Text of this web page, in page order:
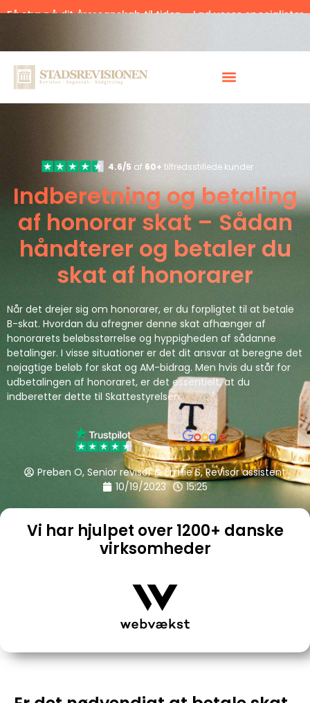
Få styr på dit årsregnskab til tiden – Lad vores specialister
4.6/5 af 60+ tilfredsstillede kunder
Indberetning og betaling
af honorar skat – Sådan
håndterer og betaler du
skat af honorarer
Når det drejer sig om honorarer, er du forpligtet til at betale
B-skat. Hvordan du afregner denne skat afhænger af
honorarets beløbsstørrelse og hyppigheden af sådanne
betalinger. I visse situationer er det dit ansvar at beregne det
nøjagtige beløb for skat og AM-bidrag. Men hvis du står for
udbetalingen af honoraret, er det essentielt, at du
indberetter dette til Skattestyrelsen.
Preben O, Senior revisor & Emilie S, Revisor assistent
10/19/2023
15:25
Vi har hjulpet over 1200+ danske
virksomheder